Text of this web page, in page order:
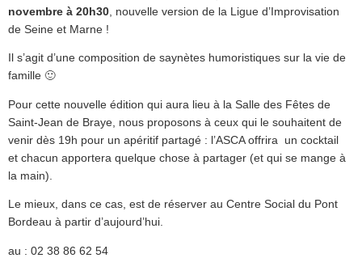
novembre à 20h30 , nouvelle version de la Ligue d’Improvisation
de Seine et Marne !
Il s’agit d’une composition de saynètes humoristiques sur la vie de
famille 🙂
Pour cette nouvelle édition qui aura lieu à la Salle des Fêtes de
Saint-Jean de Braye, nous proposons à ceux qui le souhaitent de
venir dès 19h pour un apéritif partagé : l’ASCA offrira un cocktail
et chacun apportera quelque chose à partager (et qui se mange à
la main).
Le mieux, dans ce cas, est de réserver au Centre Social du Pont
Bordeau à partir d’aujourd’hui.
au : 02 38 86 62 54